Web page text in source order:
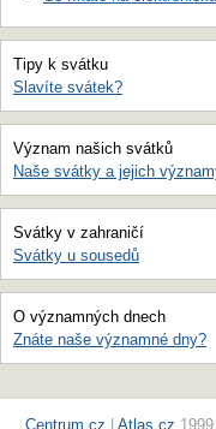
Tipy k svátku
Slavíte svátek?
Význam našich svátků
Naše svátky a jejich
Svátky v zahraničí
Svátky u sousedů
O významných dnech
Znáte naše významné dny?
Centrum.cz Atlas.cz